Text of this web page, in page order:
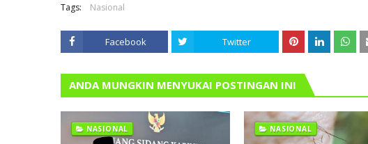
Tags: Nasional
Facebook Twitter
ANDA MUNGKIN MENYUKAI POSTINGAN INI
NASIONAL NASIONAL